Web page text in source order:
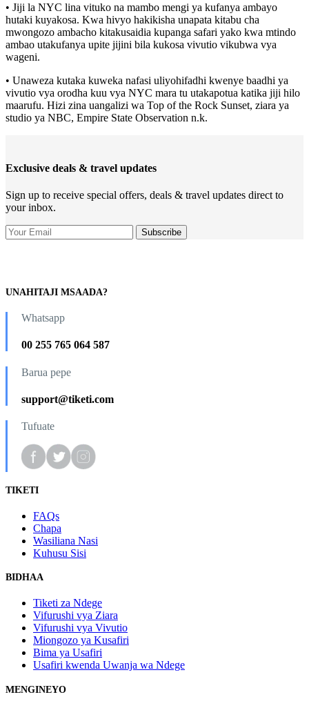
• Jiji la NYC lina vituko na mambo mengi ya kufanya ambayo
hutaki kuyakosa. Kwa hivyo hakikisha unapata kitabu cha
mwongozo ambacho kitakusaidia kupanga safari yako kwa mtindo
ambao utakufanya upite jijini bila kukosa vivutio vikubwa vya
wageni.
• Unaweza kutaka kuweka nafasi uliyohifadhi kwenye baadhi ya
vivutio vya orodha kuu vya NYC mara tu utakapotua katika jiji hilo
maarufu. Hizi zina uangalizi wa Top of the Rock Sunset, ziara ya
studio ya NBC, Empire State Observation n.k.
Exclusive deals & travel updates
Sign up to receive special offers, deals & travel updates direct to
your inbox.
UNAHITAJI MSAADA?
Whatsapp
00 255 765 064 587
Barua pepe
support@tiketi.com
Tufuate
TIKETI
FAQs
Chapa
Wasiliana Nasi
Kuhusu Sisi
BIDHAA
Tiketi za Ndege
Vifurushi vya Ziara
Vifurushi vya Vivutio
Miongozo ya Kusafiri
Bima ya Usafiri
Usafiri kwenda Uwanja wa Ndege
MENGINEYO